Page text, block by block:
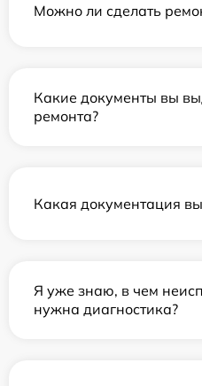
Можно ли сделать
Какие документы вы
ремонта?
Какая документация
Я уже знаю, в чем
нужна диагностика?